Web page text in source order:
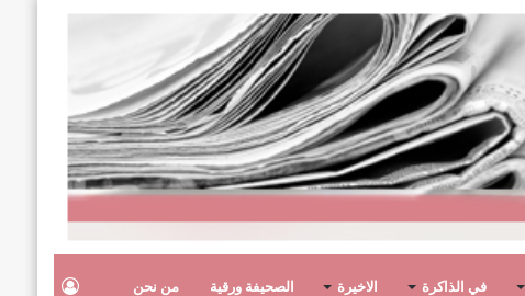
في الذاكرة الاخيرة الصحيفة ورقية من نحن